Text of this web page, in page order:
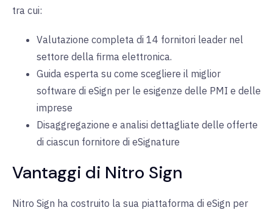
tra cui:
Valutazione completa di 14 fornitori leader nel
settore della firma elettronica.
Guida esperta su come scegliere il miglior
software di eSign per le esigenze delle PMI e delle
imprese
Disaggregazione e analisi dettagliate delle offerte
di ciascun fornitore di eSignature
Vantaggi di Nitro Sign
Nitro Sign ha costruito la sua piattaforma di eSign per